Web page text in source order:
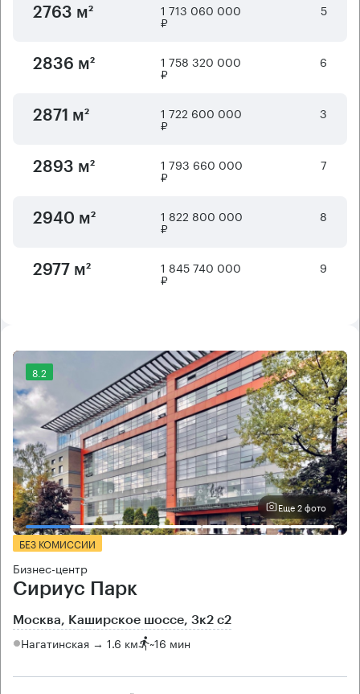
2763 м² 1 713 060 000
₽
5
2836 м² 1 758 320 000
₽
6
2871 м² 1 722 600 000
₽
3
2893 м² 1 793 660 000
₽
7
2940 м² 1 822 800 000
₽
8
2977 м² 1 845 740 000
₽
9
8.2
Еще 2 фото
БЕЗ КОМИССИИ
Бизнес-центр
Сириус Парк
Москва, Каширское шоссе, 3к2 с2
Нагатинская → 1.6 км ~16 мин